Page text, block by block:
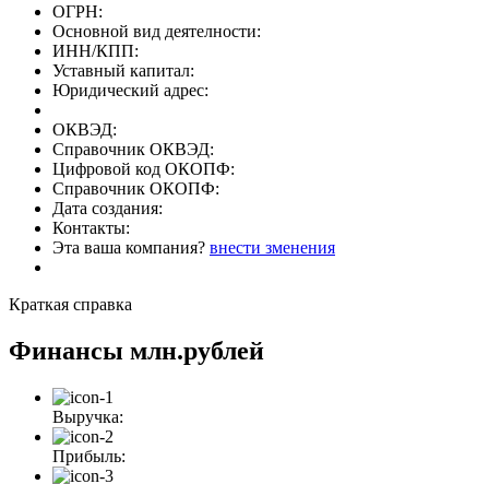
ОГРН:
Основной вид деятелности:
ИНН/КПП:
Уставный капитал:
Юридический адрес:
ОКВЭД:
Справочник ОКВЭД:
Цифровой код ОКОПФ:
Справочник ОКОПФ:
Дата создания:
Контакты:
Эта ваша компания? внести зменения
Краткая справка
Финансы млн.рублей
Выручка:
Прибыль: